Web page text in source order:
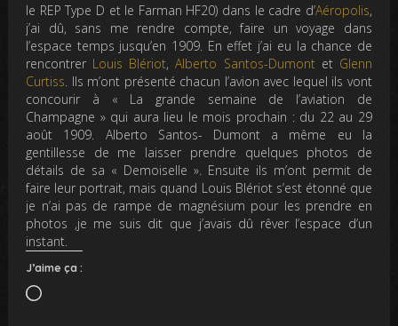
le REP Type D et le Farman HF20) dans le cadre d’Aéropolis,
j’ai dû, sans me rendre compte, faire un voyage dans
l’espace temps jusqu’en 1909. En effet j’ai eu la chance de
rencontrer Louis Blériot,Alberto Santos-Dumontet Glenn
Curtiss. Ils m’ont présenté chacun l’avion avec lequel ils vont
concourir à « La grande semaine de l’aviation de
Champagne » qui aura lieu le mois prochain : du 22 au 29
août 1909. Alberto Santos- Dumont a même eu la
gentillesse de me laisser prendre quelques photos de
détails de sa « Demoiselle ». Ensuite ils m’ont permit de
faire leur portrait, mais quand Louis Blériot s’est étonné que
je n’ai pas de rampe de magnésium pour les prendre en
photos ,je me suis dit que j’avais dû rêver l’espace d’un
instant.
J’aime ça :
Chargement…